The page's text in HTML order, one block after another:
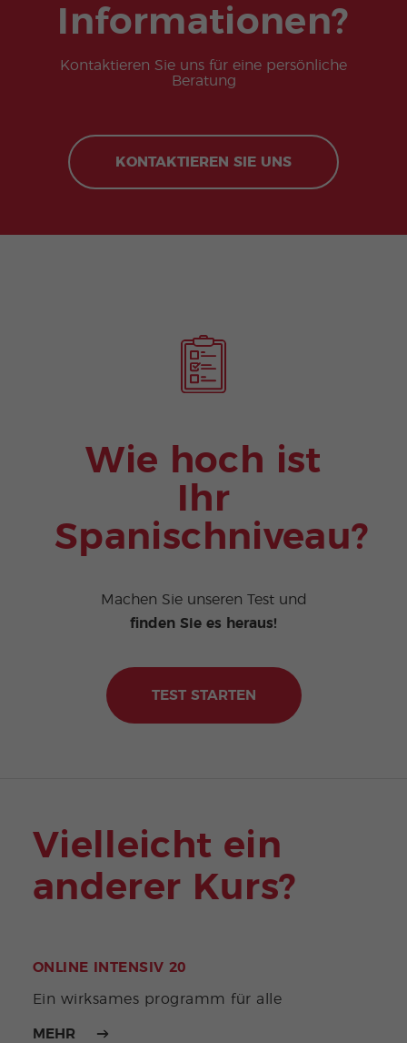
Informationen?
Kontaktieren Sie uns für eine persönliche
Beratung
KONTAKTIEREN SIE UNS
Wie hoch ist
Ihr
Spanischniveau?
Machen Sie unseren Test und
finden Sie es heraus!
TEST STARTEN
Vielleicht ein
anderer Kurs?
ONLINE INTENSIV 20
Ein wirksames programm für alle
MEHR